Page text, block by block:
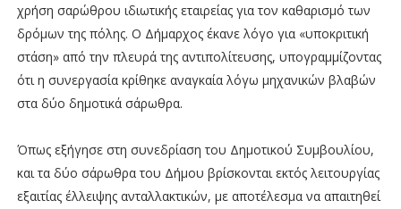
χρήση σαρώθρου ιδιωτικής εταιρείας για τον καθαρισμό των
δρόμων της πόλης. Ο Δήμαρχος έκανε λόγο για «υποκριτική
στάση» από την πλευρά της αντιπολίτευσης, υπογραμμίζοντας
ότι η συνεργασία κρίθηκε αναγκαία λόγω μηχανικών βλαβών
στα δύο δημοτικά σάρωθρα.
Όπως εξήγησε στη συνεδρίαση του Δημοτικού Συμβουλίου,
και τα δύο σάρωθρα του Δήμου βρίσκονται εκτός λειτουργίας
εξαιτίας έλλειψης ανταλλακτικών, με αποτέλεσμα να απαιτηθεί